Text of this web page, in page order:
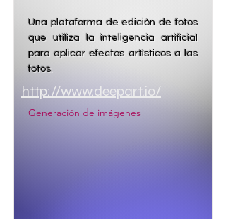
Una plataforma de edición de fotos
que utiliza la inteligencia artificial
para aplicar efectos artísticos a las
fotos.
http://www.deepart.io/
Generación de imágenes